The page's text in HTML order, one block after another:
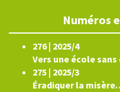
Numéros
276 | 2025/4
Vers une école
275 | 2025/3
Éradiquer la